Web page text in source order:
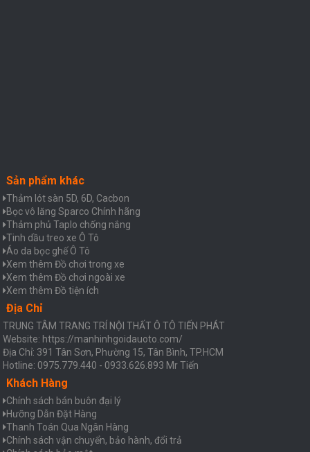
Sản phẩm khác
Thảm lót sàn 5D, 6D, Cacbon
Bọc vô lăng Sparco Chính hãng
Thảm phủ Taplo chống nắng
Tinh dầu treo xe Ô Tô
Áo da bọc ghế Ô Tô
Xem thêm Đồ chơi trong xe
Xem thêm Đồ chơi ngoài xe
Xem thêm Đồ tiện ích
Địa Chỉ
TRUNG TÂM TRANG TRÍ NỘI THẤT Ô TÔ TIẾN PHÁT
Website: https://manhinhgoidauoto.com/
Địa Chỉ: 391 Tân Sơn, Phường 15, Tân Bình, TP.HCM
Hotline: 0975.779.440 - 0933.626.893 Mr Tiến
Khách Hàng
Chính sách bán buôn đại lý
Hưỡng Dẫn Đặt Hàng
Thanh Toán Qua Ngân Hàng
Chính sách vận chuyển, bảo hành, đổi trả